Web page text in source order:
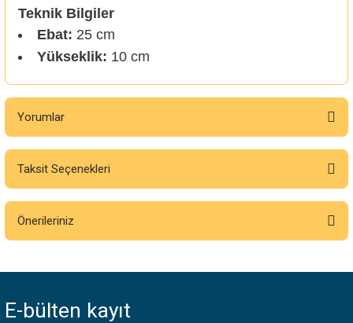
Teknik Bilgiler
Ebat: 25 cm
Yükseklik: 10 cm
Yorumlar
Bu ürüne ilk yorumu siz yapın!
Taksit Seçenekleri
Önerileriniz
Görüş ve önerileriniz için teşekkür ederiz.
E-bülten kayıt